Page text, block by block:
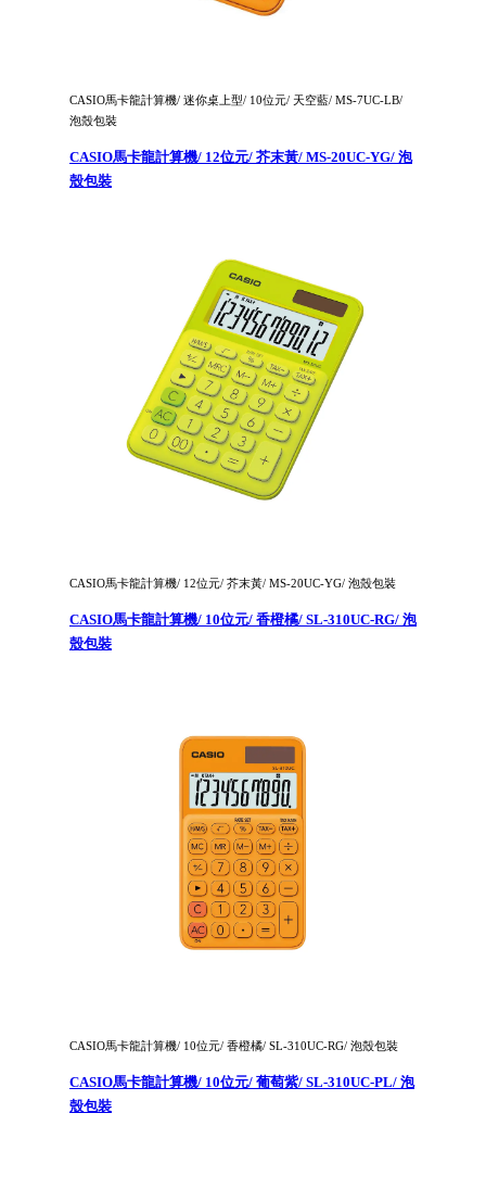
CASIO馬卡龍計算機/ 迷你桌上型/ 10位元/ 天空藍/ MS-7UC-LB/
泡殼包裝
CASIO馬卡龍計算機/ 12位元/ 芥末黃/ MS-20UC-YG/ 泡
殼包裝
CASIO馬卡龍計算機/ 12位元/ 芥末黃/ MS-20UC-YG/ 泡殼包裝
CASIO馬卡龍計算機/ 10位元/ 香橙橘/ SL-310UC-RG/ 泡
殼包裝
CASIO馬卡龍計算機/ 10位元/ 香橙橘/ SL-310UC-RG/ 泡殼包裝
CASIO馬卡龍計算機/ 10位元/ 葡萄紫/ SL-310UC-PL/ 泡
殼包裝